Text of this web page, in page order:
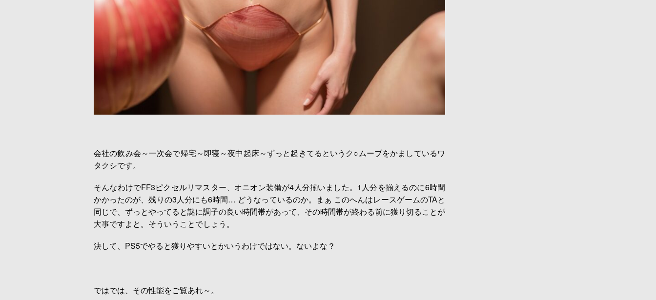
会社の飲み会～一次会で帰宅～即寝～夜中起床～ずっと起きてるというク○ムーブをかましているワ
タクシです。
そんなわけでFF3ピクセルリマスター、オニオン装備が4人分揃いました。1人分を揃えるのに6時間
かかったのが、残りの3人分にも6時間… どうなっているのか。まぁ このへんはレースゲームのTAと
同じで、ずっとやってると謎に調子の良い時間帯があって、その時間帯が終わる前に獲り切ることが
大事ですよと。そういうことでしょう。
決して、PS5でやると獲りやすいとかいうわけではない。ないよな？
ではでは、その性能をご覧あれ～。